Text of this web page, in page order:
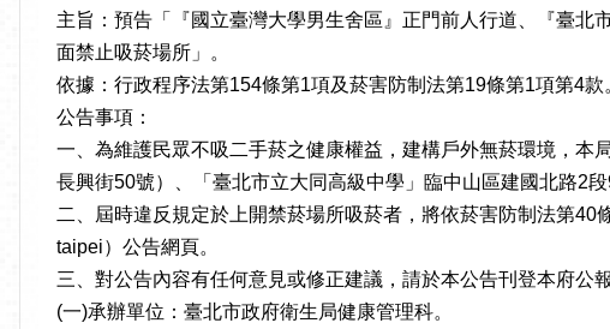
主旨：預告「『國立臺灣大學男生舍區』正門前人行道、『臺
面禁止吸菸場所」。
依據：行政程序法第154條第1項及菸害防制法第19條第1項第4款
公告事項：
一、為維護民眾不吸二手菸之健康權益，建構戶外無菸環境，
長興街50號）、「臺北市立大同高級中學」臨中山區建國北路2
二、屆時違反規定於上開禁菸場所吸菸者，將依菸害防制法第
taipei）公告網頁。
三、對公告內容有任何意見或修正建議，請於本公告刊登本府公
(一)承辦單位：臺北市政府衛生局健康管理科。